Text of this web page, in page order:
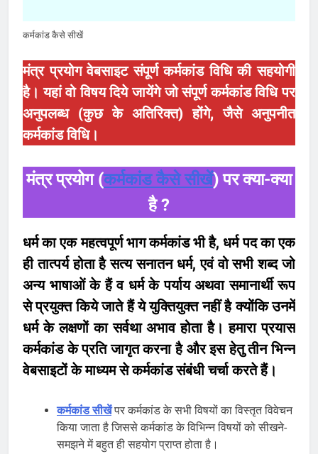
कर्मकांड कैसे सीखें
मंत्र प्रयोग वेबसाइट संपूर्ण कर्मकांड विधि की सहयोगी
है। यहां वो विषय दिये जायेंगे जो संपूर्ण कर्मकांड विधि पर
अनुपलब्ध (कुछ के अतिरिक्त) होंगे, जैसे अनुपनीत
कर्मकांड विधि।
मंत्र प्रयोग (कर्मकांड कैसे सीखें)पर क्या-क्या
है ?
धर्म का एक महत्वपूर्ण भाग कर्मकांड भी है, धर्म पद का एक
ही तात्पर्य होता है सत्य सनातन धर्म, एवं वो सभी शब्द जो
अन्य भाषाओं के हैं व धर्म के पर्याय अथवा समानार्थी रूप
से प्रयुक्त किये जाते हैं ये युक्तियुक्त नहीं है क्योंकि उनमें
धर्म के लक्षणों का सर्वथा अभाव होता है। हमारा प्रयास
कर्मकांड के प्रति जागृत करना है और इस हेतु तीन भिन्न
वेबसाइटों के माध्यम से कर्मकांड संबंधी चर्चा करते हैं।
कर्मकांड सीखेंपर कर्मकांड के सभी विषयों का विस्तृत विवेचन
किया जाता है जिससे कर्मकांड के विभिन्न विषयों को सीखने-
समझने में बहुत ही सहयोग प्राप्त होता है।